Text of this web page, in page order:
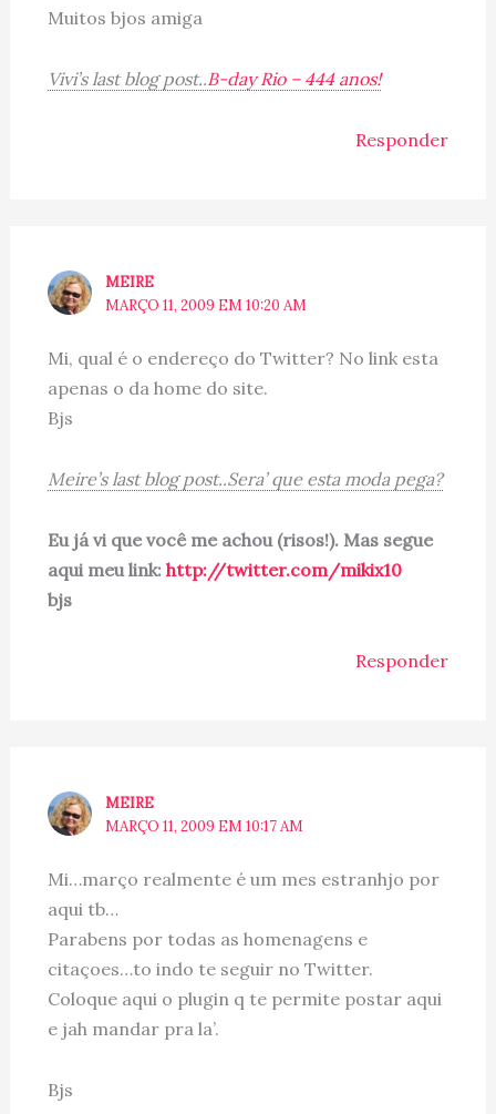
Muitos bjos amiga
Vivi’s last blog post..B-day Rio – 444 anos!
Responder
MEIRE
MARÇO 11, 2009 EM 10:20 AM
Mi, qual é o endereço do Twitter? No link esta
apenas o da home do site.
Bjs
Meire’s last blog post..Sera’ que esta moda pega?
Eu já vi que você me achou (risos!). Mas segue
aqui meu link: http://twitter.com/mikix10
bjs
Responder
MEIRE
MARÇO 11, 2009 EM 10:17 AM
Mi…março realmente é um mes estranhjo por
aqui tb…
Parabens por todas as homenagens e
citaçoes…to indo te seguir no Twitter.
Coloque aqui o plugin q te permite postar aqui
e jah mandar pra la’.
Bjs